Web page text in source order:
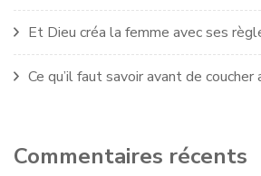
Et Dieu créa la femme avec ses
Ce qu’il faut savoir avant de
Commentaires récents